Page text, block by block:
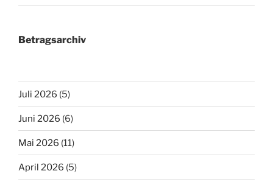
Betragsarchiv
Juli 2026 (5)
Juni 2026 (6)
Mai 2026 (11)
April 2026 (5)